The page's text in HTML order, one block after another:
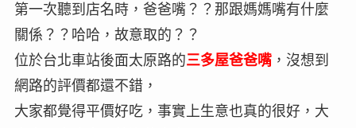
第一次聽到店名時，爸爸嘴？？那跟媽媽嘴有什麼
關係？？哈哈，故意取的？？
位於台北車站後面太原路的三多屋爸爸嘴，沒想到
網路的評價都還不錯，
大家都覺得平價好吃，事實上生意也真的很好，大